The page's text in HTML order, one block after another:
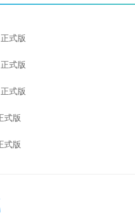
式版
式版
式版
式版
式版